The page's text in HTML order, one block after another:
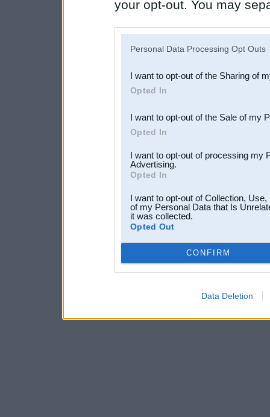
your opt-out. You may
Downstream Participants
third parties.
Personal Data Processing Opt Outs
I want to opt-out of the Sharing of
Opted In
I want to opt-out of the Sale of my
Opted In
I want to opt-out of processing my
Advertising.
Opted In
I want to opt-out of Collection,
of my Personal Data that Is
it was collected.
Opted Out
CONFIRM
Data Deletion